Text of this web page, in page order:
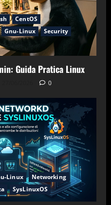
CentOS
Gnu-Linux
Security
Guida Pratica Linux
0
Linux
Networking
SysLinuxOS